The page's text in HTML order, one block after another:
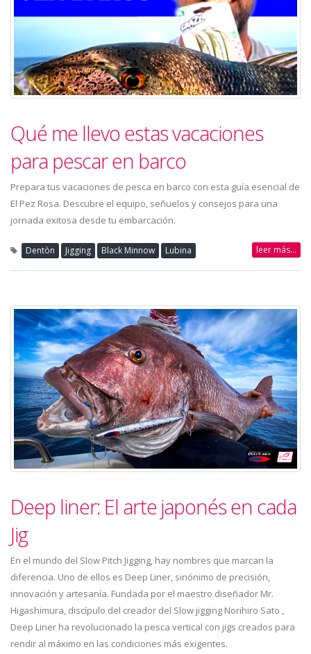
Qué me llevo estas vacaciones
para pescar en barco
Prepara tus vacaciones de pesca en barco con esta guía esencial de
El Pez Rosa. Descubre el equipo, señuelos y consejos para una
jornada exitosa desde tu embarcación.
Dentòn Jigging Black Minnow Lubina leer más...
Deep liner: El arte japonés en cada
Jig
En el mundo del Slow Pitch Jigging, hay nombres que marcan la
diferencia. Uno de ellos es Deep Liner, sinónimo de precisión,
innovación y artesanía. Fundada por el maestro diseñador Mr.
Higashimura, discípulo del creador del Slow jigging Norihiro Sato ,
Deep Liner ha revolucionado la pesca vertical con jigs creados para
rendir al máximo en las condiciones más exigentes.